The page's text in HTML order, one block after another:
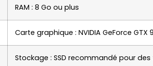
RAM : 8 Go ou plus
Carte graphique : NVIDIA GeForce
Stockage : SSD recommandé pour